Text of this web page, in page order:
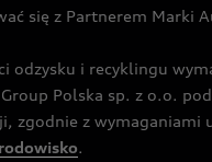
się z Partnerem Marki
odzysku i recyklingu
Polska sp. z o.o.
zgodnie z wymaganiami
.